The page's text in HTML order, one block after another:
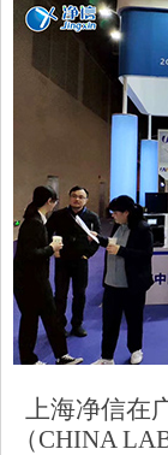
上海净信在
（CHINA